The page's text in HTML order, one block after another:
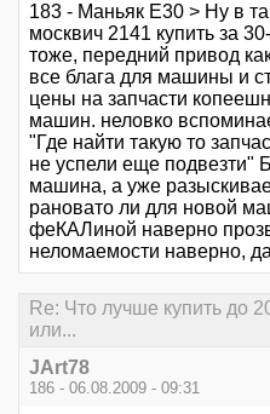
183 - Маньяк Е30 > Ну в
москвич 2141 купить за
тоже, передний привод
все блага для машины и
цены на запчасти
машин. неловко
"Где найти такую то
не успели еще
машина, а уже
рановато ли для новой
феКАЛиной наверно
неломаемости наверно,
Re: Что лучше купить до
или...
JArt78
186 - 06.08.2009 - 09:31